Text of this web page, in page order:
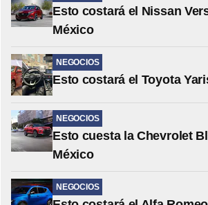
Esto costará el Nissan
México
NEGOCIOS
Esto costará el Toyota
NEGOCIOS
Esto cuesta la Chevrolet
México
NEGOCIOS